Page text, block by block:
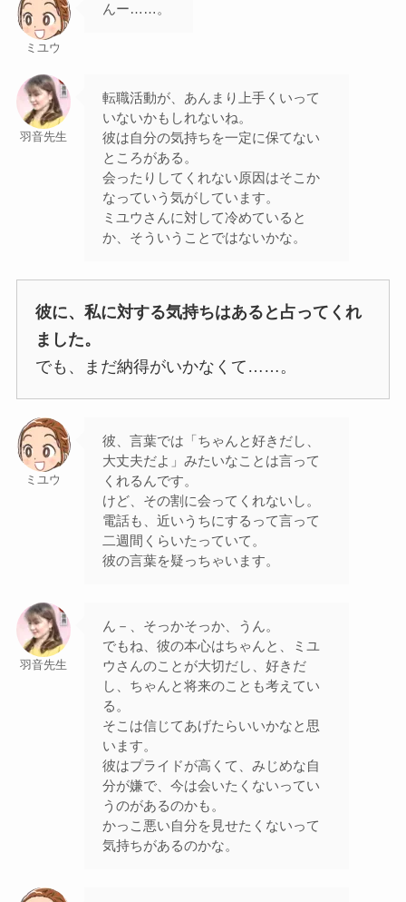
ミユウ
んー……。
羽音先生
転職活動が、あんまり上手くいって
いないかもしれないね。
彼は自分の気持ちを一定に保てない
ところがある。
会ったりしてくれない原因はそこか
なっていう気がしています。
ミユウさんに対して冷めていると
か、そういうことではないかな。
彼に、私に対する気持ちはあると占ってくれ
ました。
でも、まだ納得がいかなくて……。
ミユウ
彼、言葉では「ちゃんと好きだし、
大丈夫だよ」みたいなことは言って
くれるんです。
けど、その割に会ってくれないし。
電話も、近いうちにするって言って
二週間くらいたっていて。
彼の言葉を疑っちゃいます。
羽音先生
ん－、そっかそっか、うん。
でもね、彼の本心はちゃんと、ミユ
ウさんのことが大切だし、好きだ
し、ちゃんと将来のことも考えてい
る。
そこは信じてあげたらいいかなと思
います。
彼はプライドが高くて、みじめな自
分が嫌で、今は会いたくないってい
うのがあるのかも。
かっこ悪い自分を見せたくないって
気持ちがあるのかな。